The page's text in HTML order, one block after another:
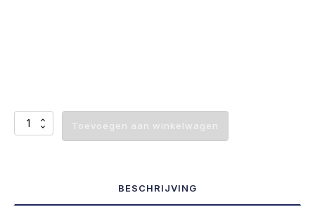
Optie
Katoenen
Toevoegen aan winkelwagen
BESCHRIJVING